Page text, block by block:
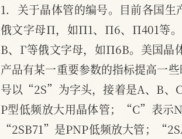
1．关于晶体管的编号。目前各国
俄文字母Π，如Π1、Π6、Π401等。
B、Γ等俄文字母，如Π6B。美国
产品有某一重要参数的指标提高一
号以“2S”为字头，接着是A、B
P型低频放大用晶体管；“C”表示
“2SB71”是PNP低频放大管；